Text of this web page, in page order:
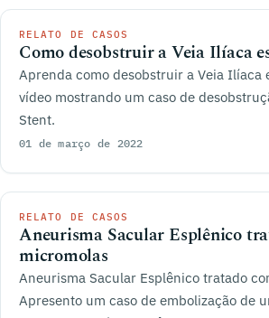
RELATO DE CASOS
Como desobstruir a Veia Ilíaca
Aprenda como desobstruir a Veia Ilíaca
vídeo mostrando um caso de
Stent.
01 de março de 2022
RELATO DE CASOS
Aneurisma Sacular Esplênico
micromolas
Aneurisma Sacular Esplênico tratado
Apresento um caso de embolização de